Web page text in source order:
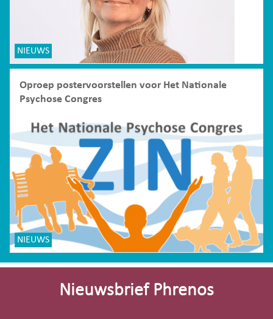
NIEUWS
Oproep postervoorstellen voor Het Nationale
Psychose Congres
NIEUWS
Site-
Nieuwsbrief Phrenos